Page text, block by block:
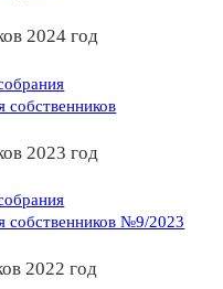
2024 год
собственников
2023 год
собственников №9/2023
2022 год